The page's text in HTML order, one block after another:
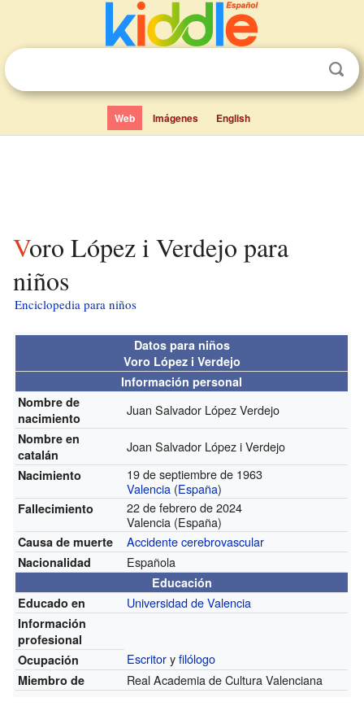
Web Imágenes English
Voro López i Verdejo para
niños
Enciclopedia para niños
Datos para niños
Voro López i Verdejo
Información personal
Nombre de
nacimiento
Juan Salvador‏ López Verdejo
Nombre en
catalán
Joan Salvador López i Verdejo
Nacimiento
19 de septiembre de 1963
Valencia (España)
Fallecimiento
22 de febrero de 2024
Valencia (España)
Causa de muerte Accidente cerebrovascular
Nacionalidad Española
Educación
Educado en
Universidad de Valencia
Información
profesional
Ocupación
Escritoryfilólogo
Miembro de Real Academia de Cultura Valenciana